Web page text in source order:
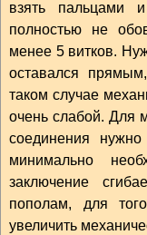
взять пальцами
полностью не
менее 5 витков.
оставался
таком случае
очень слабой. Для
соединения
минимально
заключение
пополам, для
увеличить